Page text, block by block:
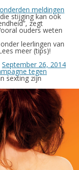
meldingen
stijging kan ook
zegt
ouders weten
onder leerlingen van
meer (tips)!
September 26, 2014
tegen
sexting zijn